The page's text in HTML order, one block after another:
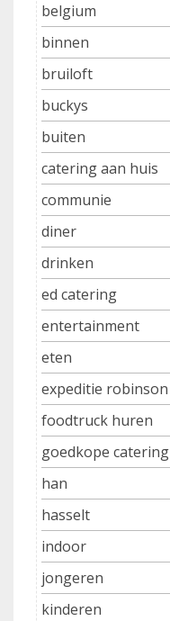
belgium
binnen
bruiloft
buckys
buiten
catering aan huis
communie
diner
drinken
ed catering
entertainment
eten
expeditie robinson
foodtruck huren
goedkope catering
han
hasselt
indoor
jongeren
kinderen